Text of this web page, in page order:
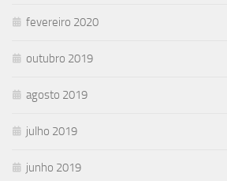
fevereiro 2020
outubro 2019
agosto 2019
julho 2019
junho 2019